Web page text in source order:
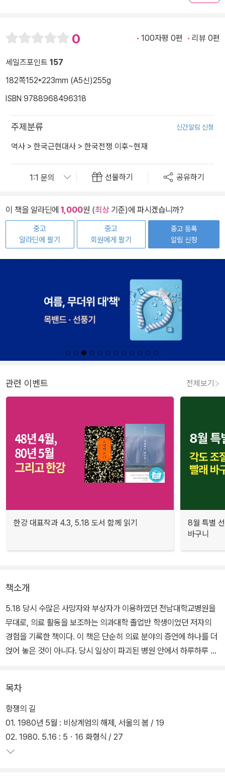
0 100자평 0편 리뷰 0편
세일즈포인트 157
182쪽152*223mm (A5신)255g
ISBN 9788968496318
주제분류 신간알림 신청
역사 > 한국근현대사 > 한국전쟁 이후~현재
선물하기 공유하기
이 책을 알라딘에 1,000원 (최상기준)에 파시겠습니까?
중고
알라딘에 팔기
중고
회원에게 팔기
중고 등록
알림 신청
관련 이벤트 전체보기
한강 대표작과 4.3, 5.18 도서 함께 읽기
8월 특별
바구니
책소개
5.18 당시 수많은 사망자와 부상자가 이용하였던 전남대학교병원을
무대로, 의료 활동을 보조하는 의과대학 졸업반 학생이었던 저자의
경험을 기록한 책이다. 이 책은 단순히 의료 분야의 증언에 하나를 더
얹어 놓은 것이 아니다. 당시 일상이 파괴된 병원 안에서 하루하루 어
게, 그리고 자신의 감정을 곁들여서 기록하고 있다.
목차
항쟁의 길
01. 1980년 5월 : 비상계엄의 해제, 서울의 봄 / 19
02. 1980. 5.16 : 5ㆍ16 화형식 / 27